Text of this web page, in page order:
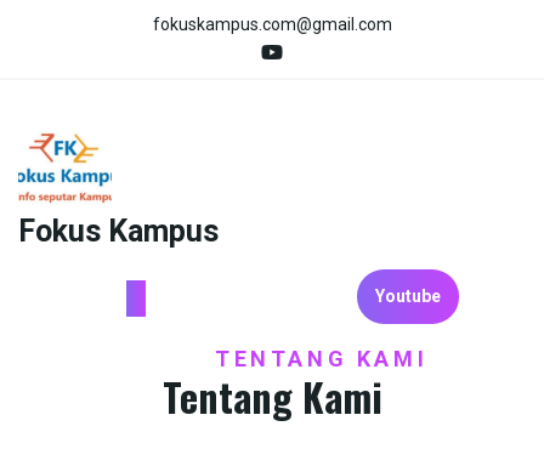
fokuskampus.com@gmail.com
Fokus Kampus
Youtube
TENTANG KAMI
Tentang Kami